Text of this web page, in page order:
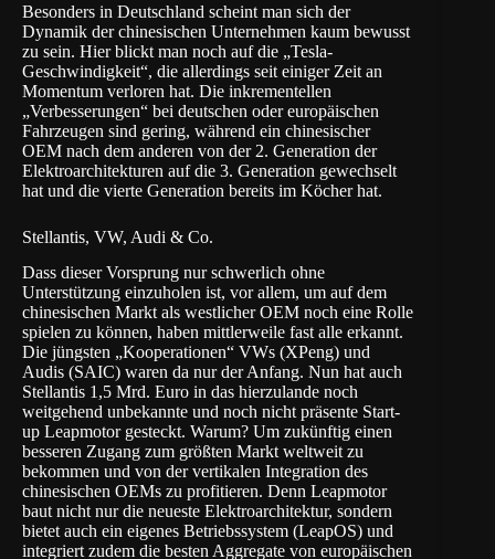
Besonders in Deutschland scheint man sich der
Dynamik der chinesischen Unternehmen kaum bewusst
zu sein. Hier blickt man noch auf die „Tesla-
Geschwindigkeit“, die allerdings seit einiger Zeit an
Momentum verloren hat. Die inkrementellen
„Verbesserungen“ bei deutschen oder europäischen
Fahrzeugen sind gering, während ein chinesischer
OEM nach dem anderen von der 2. Generation der
Elektroarchitekturen auf die 3. Generation gewechselt
hat und die vierte Generation bereits im Köcher hat.
Stellantis, VW, Audi & Co.
Dass dieser Vorsprung nur schwerlich ohne
Unterstützung einzuholen ist, vor allem, um auf dem
chinesischen Markt als westlicher OEM noch eine Rolle
spielen zu können, haben mittlerweile fast alle erkannt.
Die jüngsten „Kooperationen“ VWs (XPeng) und
Audis (SAIC) waren da nur der Anfang. Nun hat auch
Stellantis 1,5 Mrd. Euro in das hierzulande noch
weitgehend unbekannte und noch nicht präsente Start-
up Leapmotor gesteckt. Warum? Um zukünftig einen
besseren Zugang zum größten Markt weltweit zu
bekommen und von der vertikalen Integration des
chinesischen OEMs zu profitieren. Denn Leapmotor
baut nicht nur die neueste Elektroarchitektur, sondern
bietet auch ein eigenes Betriebssystem (LeapOS) und
integriert zudem die besten Aggregate von europäischen